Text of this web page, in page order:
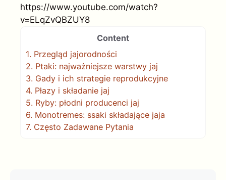
https://www.youtube.com/watch?
v=ELqZvQBZUY8
Content
1. Przegląd jajorodności
2. Ptaki: najważniejsze warstwy jaj
3. Gady i ich strategie reprodukcyjne
4. Płazy i składanie jaj
5. Ryby: płodni producenci jaj
6. Monotremes: ssaki składające jaja
7. Często Zadawane Pytania